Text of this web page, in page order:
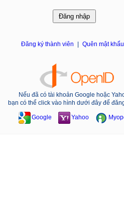
Đăng ký thành viên Quên mật
Nếu đã có tài khoản Google hoặc
bạn có thể click vào hình dưới đây để
Google Yahoo